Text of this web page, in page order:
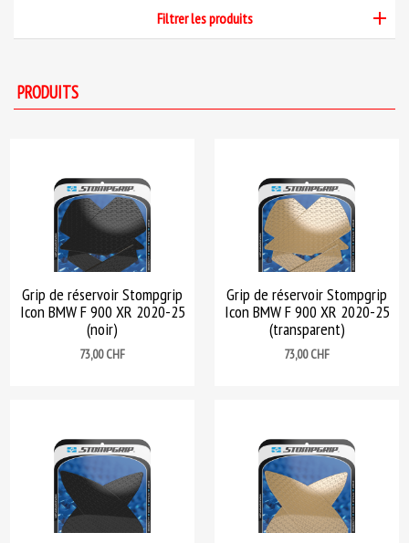
Filtrer les produits
PRODUITS
Grip de réservoir Stompgrip
Icon BMW F 900 XR 2020-25
(noir)
Prix
73,00 CHF
Grip de réservoir Stompgrip
Icon BMW F 900 XR 2020-25
(transparent)
Prix
73,00 CHF